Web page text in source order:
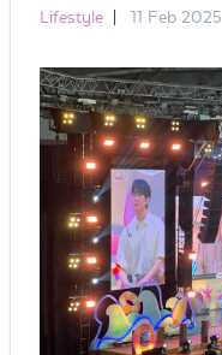
Lifestyle 11 Feb 2025